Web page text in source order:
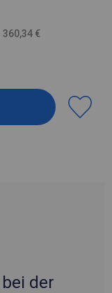
€
der